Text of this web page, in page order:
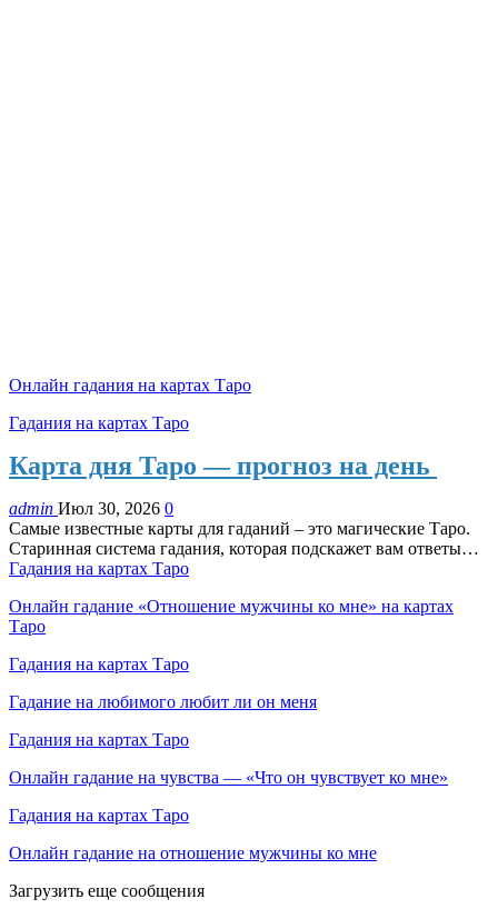
Онлайн гадания на картах Таро
Гадания на картах Таро
Карта дня Таро — прогноз на день
admin Июл 30, 2026 0
Самые известные карты для гаданий – это магические Таро.
Старинная система гадания, которая подскажет вам ответы…
Гадания на картах Таро
Онлайн гадание «Отношение мужчины ко мне» на картах
Таро
Гадания на картах Таро
Гадание на любимого любит ли он меня
Гадания на картах Таро
Онлайн гадание на чувства — «Что он чувствует ко мне»
Гадания на картах Таро
Онлайн гадание на отношение мужчины ко мне
Загрузить еще сообщения